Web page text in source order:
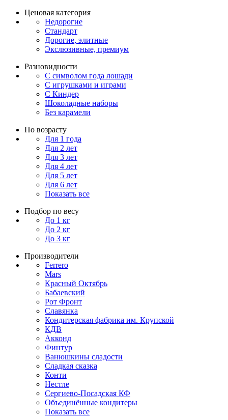
Ценовая категория
Недорогие
Стандарт
Дорогие, элитные
Экслюзивные, премиум
Разновидности
С символом года лошади
С игрушками и играми
С Киндер
Шоколадные наборы
Без карамели
По возрасту
Для 1 года
Для 2 лет
Для 3 лет
Для 4 лет
Для 5 лет
Для 6 лет
Показать все
Подбор по весу
До 1 кг
До 2 кг
До 3 кг
Производители
Ferrero
Mars
Красный Октябрь
Бабаевский
Рот Фронт
Славянка
Кондитерская фабрика им. Крупской
КДВ
Акконд
Финтур
Ванюшкины сладости
Сладкая сказка
Конти
Нестле
Сергиево-Посадская КФ
Объединённые кондитеры
Показать все